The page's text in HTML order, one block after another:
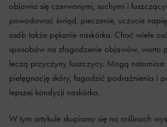
objawia się czerwonymi, suchymi i
powodować świąd, pieczenie, uczucie
osób także pękanie naskórka. Choć wiele
sposobów na złagodzenie objawów, warto
leczą przyczyny łuszczycy. Mogą
pielęgnację skóry, łagodzić podrażnienia i
lepszej kondycji naskórka.
W tym artykule skupiamy się na roślinach